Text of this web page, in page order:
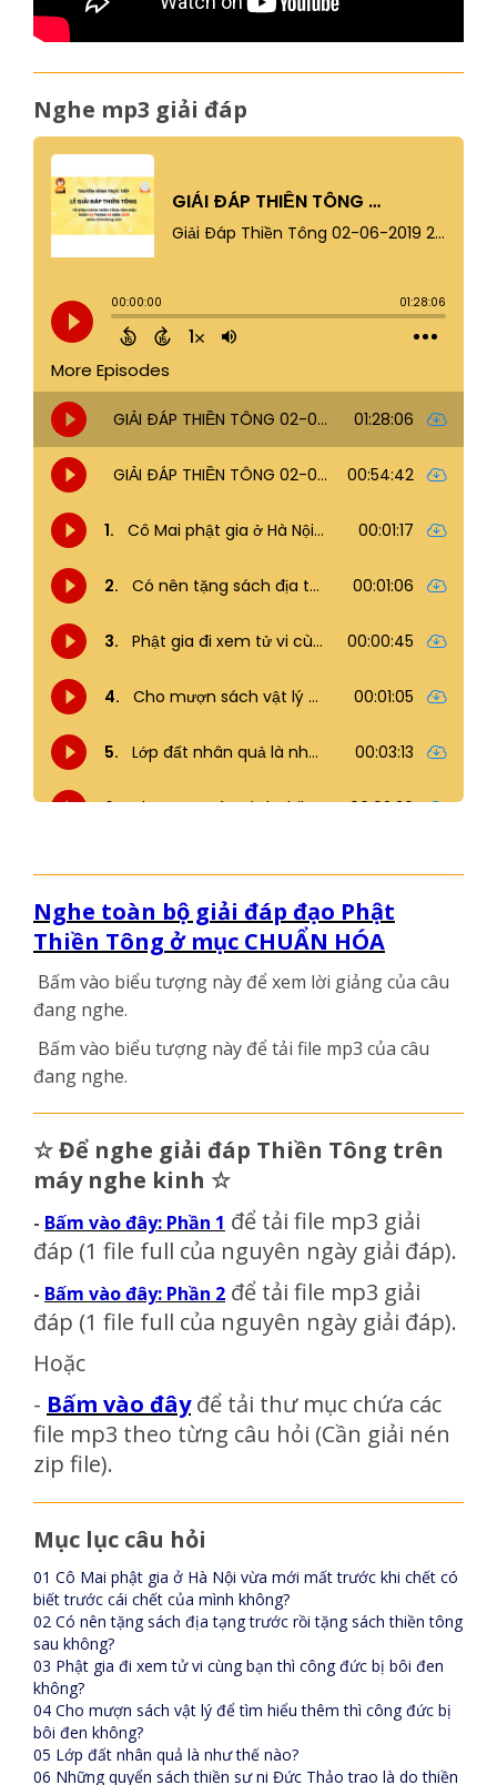
Nghe mp3 giải đáp
Nghe toàn bộ giải đáp đạo Phật
Thiền Tông ở mục CHUẨN HÓA
Bấm vào biểu tượng này để xem lời giảng của câu
đang nghe.
Bấm vào biểu tượng này để tải file mp3 của câu
đang nghe.
☆Để nghe giải đáp Thiền Tông trên
máy nghe kinh ☆
- Bấm vào đây: Phần 1 để tải file mp3 giải
đáp (1 file full của nguyên ngày giải đáp).
- Bấm vào đây: Phần 2 để tải file mp3 giải
đáp (1 file full của nguyên ngày giải đáp).
Hoặc
- Bấm vào đâyđể tải thư mục chứa các
file mp3 theo từng câu hỏi (Cần giải nén
zip file).
Mục lục câu hỏi
01 Cô Mai phật gia ở Hà Nội vừa mới mất trước khi chết có
biết trước cái chết của mình không?
02 Có nên tặng sách địa tạng trước rồi tặng sách thiền tông
sau không?
03 Phật gia đi xem tử vi cùng bạn thì công đức bị bôi đen
không?
04 Cho mượn sách vật lý để tìm hiểu thêm thì công đức bị
bôi đen không?
05 Lớp đất nhân quả là như thế nào?
06 Những quyển sách thiền sư ni Đức Thảo trao là do thiền